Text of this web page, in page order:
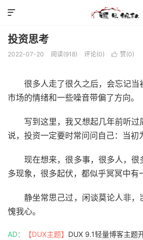

投资思考
2022-07-20 阅读(918) 评论(0)  赞(0)
很多人走了很久之后，会忘记
市场的情绪和一些噪音带偏了方向。
写到这里，我又想起几年前听
说，投资一定要时常问问自己：当初
现在想来，很多事，很多人，很
多现象，很多起伏，都似乎冥冥中有
静坐常思己过，闲谈莫论人非，
愧我心。
AD： 【DUX主题】 DUX 9.1轻量博客主题